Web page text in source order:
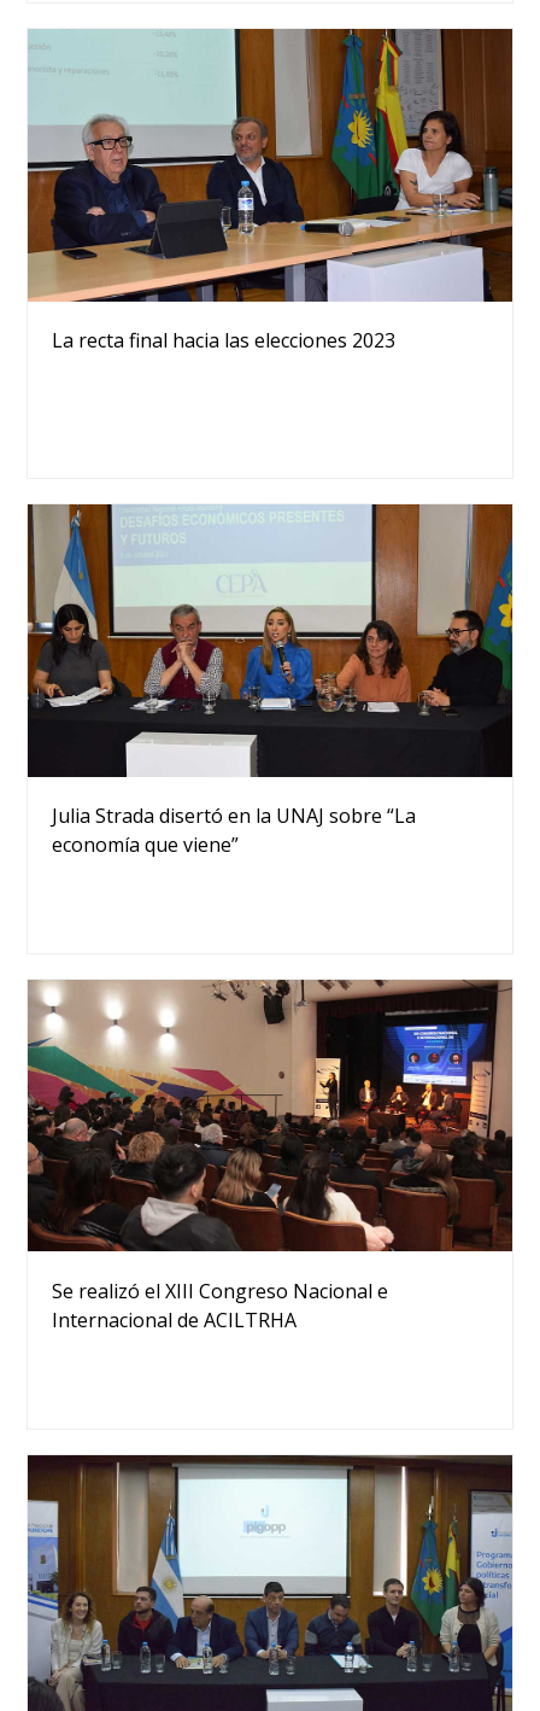
La recta final hacia las elecciones 2023
Julia Strada disertó en la UNAJ sobre “La
economía que viene”
Se realizó el XIII Congreso Nacional e
Internacional de ACILTRHA